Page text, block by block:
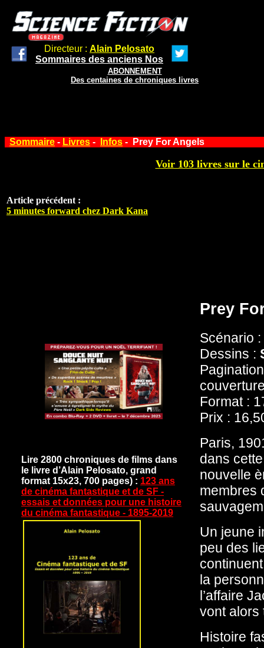
Directeur : Alain Pelosato
Sommaires des anciens Nos
ABONNEMENT
Des centaines de chroniques livres
Sommaire - Livres - Infos - Prey For Angels
Voir 103 livres sur le
Article précédent :
5 minutes forward chez Dark Kana
Lire 2800 chroniques de films dans
le livre d’Alain Pelosato, grand
format 15x23, 700 pages) : 123 ans
de cinéma fantastique et de SF -
essais et données pour une histoire
du cinéma fantastique - 1895-2019
Prey
Scénario :
Dessins :
Format :
Prix :
Paris,
dans
nouvelle
membres
Un jeune
peu des
la
l’affaire
vont alors
Histoire